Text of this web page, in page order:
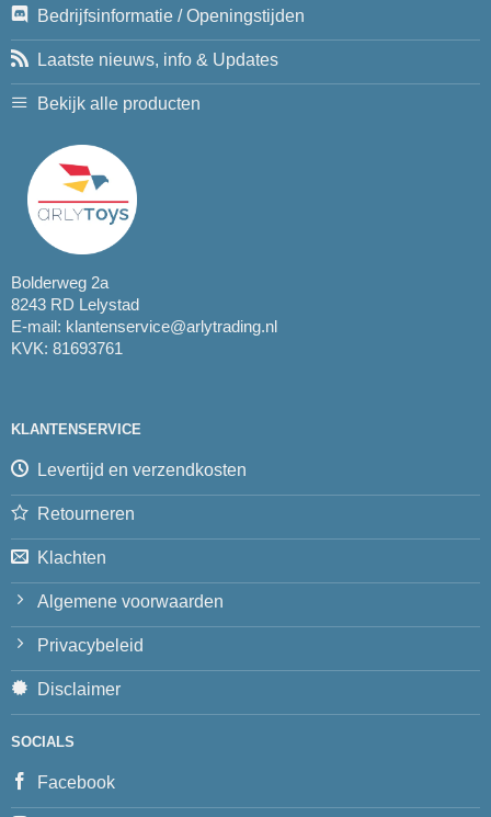
Bedrijfsinformatie / Openingstijden
Laatste nieuws, info & Updates
Bekijk alle producten
Bolderweg 2a
8243 RD Lelystad
E-mail: klantenservice@arlytrading.nl
KVK: 81693761
KLANTENSERVICE
Levertijd en verzendkosten
Retourneren
Klachten
Algemene voorwaarden
Privacybeleid
Disclaimer
SOCIALS
Facebook